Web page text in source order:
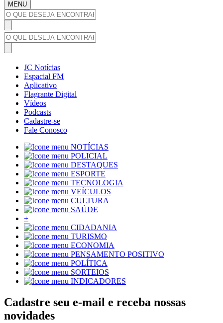
MENU
JC Notícias
Espacial FM
Aplicativo
Flagrante Digital
Vídeos
Podcasts
Cadastre-se
Fale Conosco
NOTÍCIAS
POLICIAL
DESTAQUES
ESPORTE
TECNOLOGIA
VEÍCULOS
CULTURA
SAÚDE
+
CIDADANIA
TURISMO
ECONOMIA
PENSAMENTO POSITIVO
POLÍTICA
SORTEIOS
INDICADORES
Cadastre seu e-mail e receba nossas
novidades